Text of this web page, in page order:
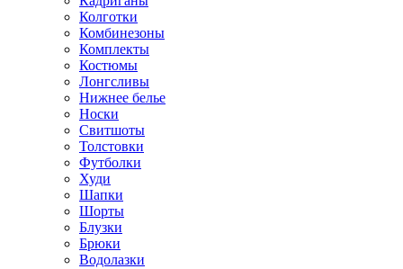
Колготки
Комбинезоны
Комплекты
Костюмы
Лонгсливы
Нижнее белье
Носки
Свитшоты
Толстовки
Футболки
Худи
Шапки
Шорты
Блузки
Брюки
Водолазки